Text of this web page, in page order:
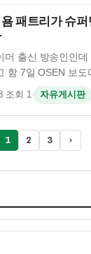
패트리가 슈퍼
머 출신 방송인인데
함 7일 OSEN 보도
에 출연을 결정했대
잘 안 보임 기욤 패
…
·조회 1 · 자유게시판
1 2 3 ›